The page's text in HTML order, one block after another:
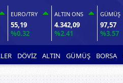
EURO/TRY
55,19
%0.32
ALTIN ONS
4.342,09
%2.41
GÜMÜŞ
97,57
%3.57
DÖVİZ ALTIN GÜMÜŞ BORSA